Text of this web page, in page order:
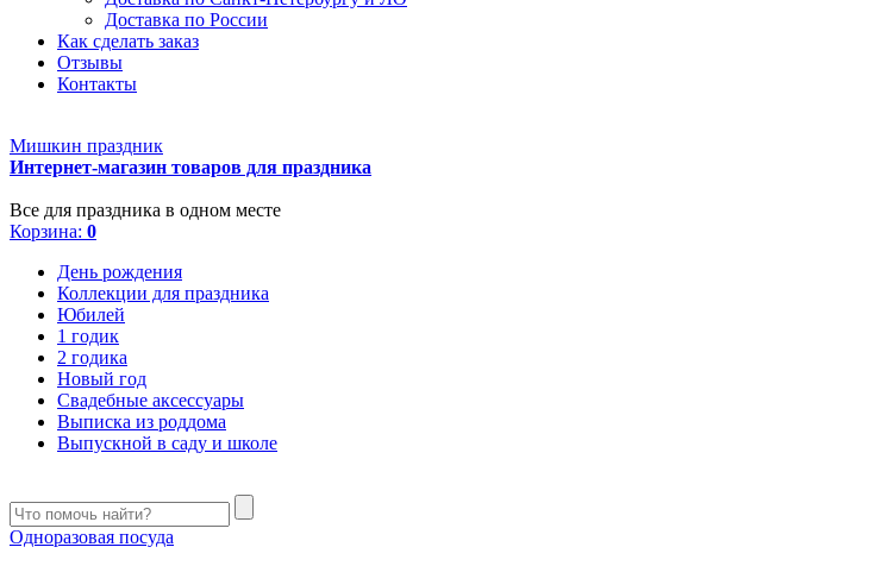
Доставка по России
Как сделать заказ
Отзывы
Контакты
Мишкин праздник
Интернет-магазин товаров для праздника
Все для праздника в одном месте
Корзина: 0
День рождения
Коллекции для праздника
Юбилей
1 годик
2 годика
Новый год
Свадебные аксессуары
Выписка из роддома
Выпускной в саду и школе
Одноразовая посуда